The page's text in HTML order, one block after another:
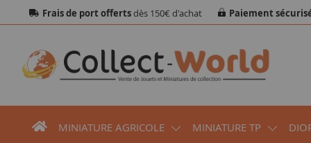
Frais de port offertsdès 150€ d'achat Paiement
MINIATURE AGRICOLE MINIATURE TP